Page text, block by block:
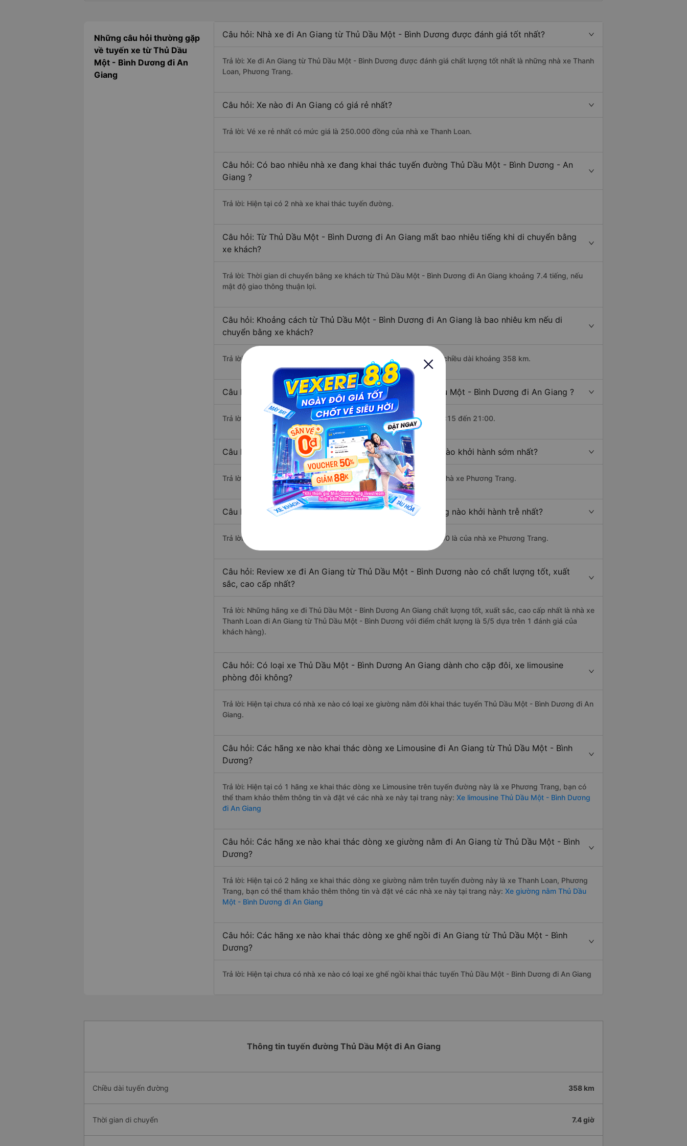
Những câu hỏi thường gặp
về tuyến xe từ Thủ Dầu
Một - Bình Dương đi An
Giang
Câu hỏi: Nhà xe đi An Giang từ Thủ Dầu Một - Bình Dương được đánh giá tốt nhất?
Trả lời: Xe đi An Giang từ Thủ Dầu Một - Bình Dương được đánh giá chất lượng tốt nhất là những nhà xe Thanh
Loan, Phương Trang.
Câu hỏi: Xe nào đi An Giang có giá rẻ nhất?
Trả lời: Vé xe rẻ nhất có mức giá là 250.000 đồng của nhà xe Thanh Loan.
Câu hỏi: Có bao nhiêu nhà xe đang khai thác tuyến đường Thủ Dầu Một - Bình Dương - An
Giang ?
Trả lời: Hiện tại có 2 nhà xe khai thác tuyến đường.
Câu hỏi: Từ Thủ Dầu Một - Bình Dương đi An Giang mất bao nhiêu tiếng khi di chuyển bằng
xe khách?
Trả lời: Thời gian di chuyển bằng xe khách từ Thủ Dầu Một - Bình Dương đi An Giang khoảng 7.4 tiếng, nếu
mật độ giao thông thuận lợi.
Câu hỏi: Khoảng cách từ Thủ Dầu Một - Bình Dương đi An Giang là bao nhiêu km nếu di
chuyển bằng xe khách?
Trả lời: Đoạn đường đi An Giang từ Thủ Dầu Một - Bình Dương có chiều dài khoảng 358 km.
Câu hỏi: Mỗi ngày có bao nhiêu chuyến xe khách Thủ Dầu Một - Bình Dương đi An Giang ?
Trả lời: Trung bình mỗi ngày có khoảng 10 chuyến xe bắt đầu từ 6:15 đến 21:00.
Câu hỏi: Nhà xe đi Thủ Dầu Một - Bình Dương An Giang nào khởi hành sớm nhất?
Trả lời: Chuyến xe có giờ xuất phát sớm nhất vào lúc 6:15 là của nhà xe Phương Trang.
Câu hỏi: Nhà xe đi An Giang từ Thủ Dầu Một - Bình Dương nào khởi hành trễ nhất?
Trả lời: Chuyến xe có giờ xuất phát trễ (muộn) nhất là vào lúc 21:00 là của nhà xe Phương Trang.
Câu hỏi: Review xe đi An Giang từ Thủ Dầu Một - Bình Dương nào có chất lượng tốt, xuất
sắc, cao cấp nhất?
Trả lời: Những hãng xe đi Thủ Dầu Một - Bình Dương An Giang chất lượng tốt, xuất sắc, cao cấp nhất là nhà xe
Thanh Loan đi An Giang từ Thủ Dầu Một - Bình Dương với điểm chất lượng là 5/5 dựa trên 1 đánh giá của
khách hàng).
Câu hỏi: Có loại xe Thủ Dầu Một - Bình Dương An Giang dành cho cặp đôi, xe limousine
phòng đôi không?
Trả lời: Hiện tại chưa có nhà xe nào có loại xe giường nằm đôi khai thác tuyến Thủ Dầu Một - Bình Dương đi An
Giang.
Câu hỏi: Các hãng xe nào khai thác dòng xe Limousine đi An Giang từ Thủ Dầu Một - Bình
Dương?
Trả lời: Hiện tại có 1 hãng xe khai thác dòng xe Limousine trên tuyến đường này là xe Phương Trang, bạn có
thể tham khảo thêm thông tin và đặt vé các nhà xe này tại trang này: Xe limousine Thủ Dầu Một - Bình Dương
đi An Giang
Câu hỏi: Các hãng xe nào khai thác dòng xe giường nằm đi An Giang từ Thủ Dầu Một - Bình
Dương?
Trả lời: Hiện tại có 2 hãng xe khai thác dòng xe giường nằm trên tuyến đường này là xe Thanh Loan, Phương
Trang, bạn có thể tham khảo thêm thông tin và đặt vé các nhà xe này tại trang này: Xe giường nằm Thủ Dầu
Một - Bình Dương đi An Giang
Câu hỏi: Các hãng xe nào khai thác dòng xe ghế ngồi đi An Giang từ Thủ Dầu Một - Bình
Dương?
Trả lời: Hiện tại chưa có nhà xe nào có loại xe ghế ngồi khai thác tuyến Thủ Dầu Một - Bình Dương đi An Giang
Thông tin tuyến đường Thủ Dầu Một đi An Giang
Chiều dài tuyến đường 358 km
Thời gian di chuyển 7.4 giờ